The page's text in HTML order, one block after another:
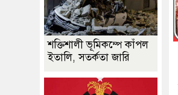
শক্তিশালী ভূমিকম্পে কাঁপল
ইতালি, সতর্কতা জারি